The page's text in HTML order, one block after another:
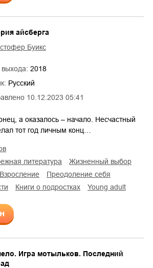
10.12.2023 05:41
айсберга
Буикс
выхода: 2018
Русский
а оказалось – начало. Несчастный
тот год личным конц…
литература
жизненный выбор
взросление
преодоление себя
книги о подростках young adult
Игра мотыльков. Последний